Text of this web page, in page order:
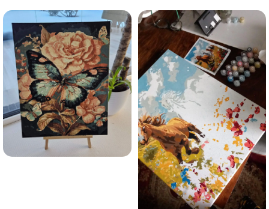
Esmu iepazinies ar GleznoPats.lv privātuma politiku un
piekrītu tai
GleznoPats.lvPrivātuma politika
SAŅEMT -10%